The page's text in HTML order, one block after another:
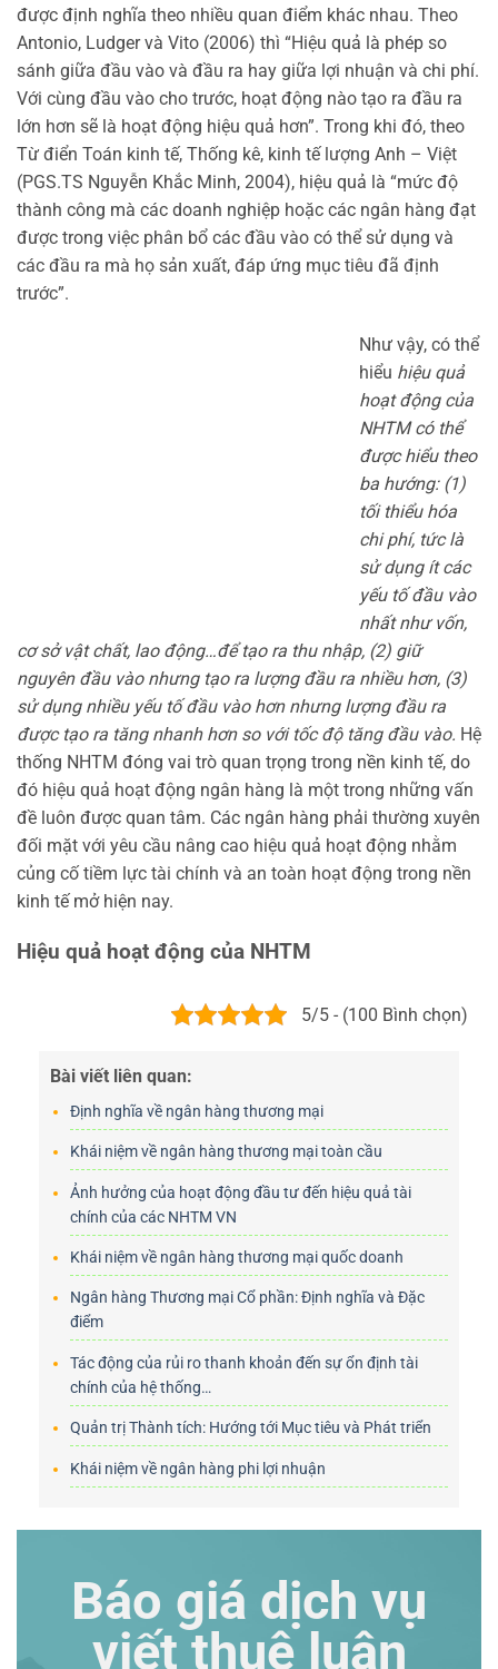
được định nghĩa theo nhiều quan điểm khác nhau. Theo
Antonio, Ludger và Vito (2006) thì “Hiệu quả là phép so
sánh giữa đầu vào và đầu ra hay giữa lợi nhuận và chi phí.
Với cùng đầu vào cho trước, hoạt động nào tạo ra đầu ra
lớn hơn sẽ là hoạt động hiệu quả hơn”. Trong khi đó, theo
Từ điển Toán kinh tế, Thống kê, kinh tế lượng Anh – Việt
(PGS.TS Nguyễn Khắc Minh, 2004), hiệu quả là “mức độ
thành công mà các doanh nghiệp hoặc các ngân hàng đạt
được trong việc phân bổ các đầu vào có thể sử dụng và
các đầu ra mà họ sản xuất, đáp ứng mục tiêu đã định
trước”.
Như vậy, có thể
hiểu hiệu quả
hoạt động của
NHTM có thể
được hiểu theo
ba hướng: (1)
tối thiểu hóa
chi phí, tức là
sử dụng ít các
yếu tố đầu vào
nhất như vốn,
cơ sở vật chất, lao động…để tạo ra thu nhập, (2) giữ
nguyên đầu vào nhưng tạo ra lượng đầu ra nhiều hơn, (3)
sử dụng nhiều yếu tố đầu vào hơn nhưng lượng đầu ra
được tạo ra tăng nhanh hơn so với tốc độ tăng đầu vào. Hệ
thống NHTM đóng vai trò quan trọng trong nền kinh tế, do
đó hiệu quả hoạt động ngân hàng là một trong những vấn
đề luôn được quan tâm. Các ngân hàng phải thường xuyên
đối mặt với yêu cầu nâng cao hiệu quả hoạt động nhằm
củng cố tiềm lực tài chính và an toàn hoạt động trong nền
kinh tế mở hiện nay.
Hiệu quả hoạt động của NHTM
5/5 - (100 Bình chọn)
Bài viết liên quan:
Định nghĩa về ngân hàng thương mại
Khái niệm về ngân hàng thương mại toàn cầu
Ảnh hưởng của hoạt động đầu tư đến hiệu quả tài
chính của các NHTM VN
Khái niệm về ngân hàng thương mại quốc doanh
Ngân hàng Thương mại Cổ phần: Định nghĩa và Đặc
điểm
Tác động của rủi ro thanh khoản đến sự ổn định tài
chính của hệ thống…
Quản trị Thành tích: Hướng tới Mục tiêu và Phát triển
Khái niệm về ngân hàng phi lợi nhuận
Báo giá dịch vụ
viết thuê luận